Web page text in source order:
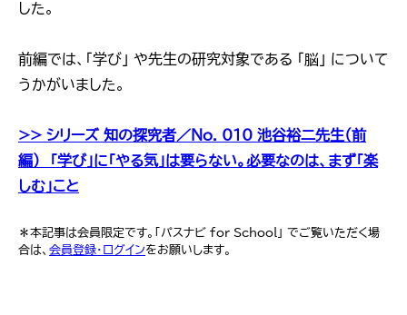
した。
前編では、「学び」 や先生の研究対象である 「脳」 について
うかがいました。
>> シリーズ 知の探究者／No. 010 池谷裕二先生（前
編） ｢学び」に「やる気」は要らない。必要なのは、まず「楽
しむ」こと
＊本記事は会員限定です。「パスナビ for School」 でご覧いただく場
合は、 会員登録・ログインをお願いします。